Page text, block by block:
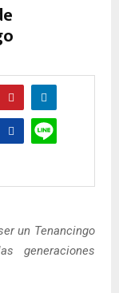
un Tenancingo
generaciones